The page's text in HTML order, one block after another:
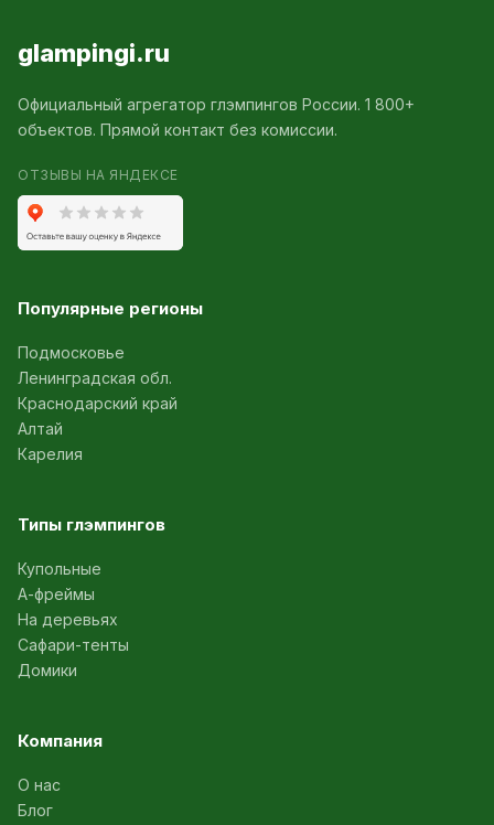
glampingi.ru
Официальный агрегатор глэмпингов России. 1 800+
объектов. Прямой контакт без комиссии.
ОТЗЫВЫ НА ЯНДЕКСЕ
Популярные регионы
Подмосковье
Ленинградская обл.
Краснодарский край
Алтай
Карелия
Типы глэмпингов
Купольные
А-фреймы
На деревьях
Сафари-тенты
Домики
Компания
О нас
Блог